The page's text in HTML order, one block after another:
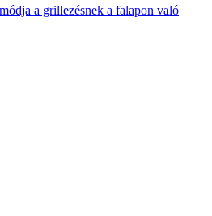
a grillezésnek a falapon való